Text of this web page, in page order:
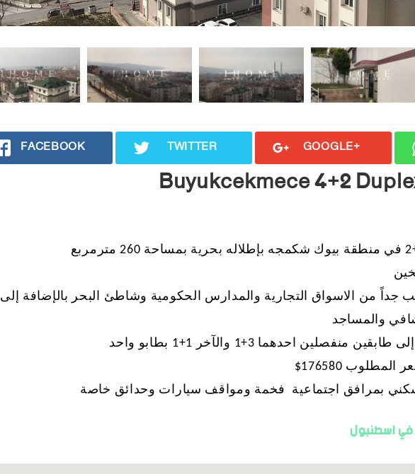
FACEBOOK TWITTER GOOGLE+
Buyukcekmece 4+2
جداً من الاسواق التجارية والمدارس الحكومية وشاطئ البحر بالإضافة إلى
والمساجد
منفصلين احدهما 3+1 والآخر 1+1 بطابو واحد
176580$
بمرافق اجتماعية فخمة ومواقف سيارات وحدائق خاصة
في اسطنبولسند الملكية في تركيا